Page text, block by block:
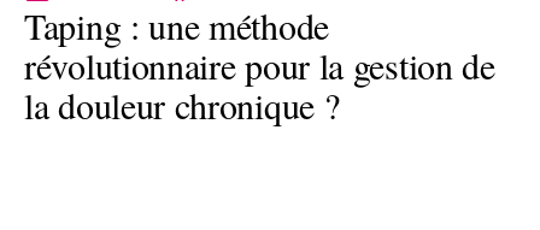
Taping : une méthode
révolutionnaire pour la gestion de
la douleur chronique ?